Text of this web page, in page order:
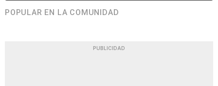
POPULAR EN LA COMUNIDAD
PUBLICIDAD